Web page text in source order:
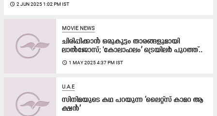
access_time 2 JUN 2025 1:02 PM IST
MOVIE NEWS
ചിരിപ്പിക്കാൻ ഒരുകൂട്ടം താരങ്ങളുമായി
ലാൽജോസ്; 'കോലാഹലം’ ട്രെയിലർ പുറത്ത്..
access_time 1 MAY 2025 4:37 PM IST
U.A.E
സി​നി​മ​യു​ടെ ക​ഥ പ​റ​യു​ന്ന ‘ലൈ​റ്റ്​സ് കാ​മ​റ ആ​
ക്ഷ​ൻ’